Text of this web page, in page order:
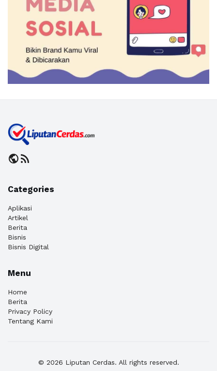
publicrss_feed
Categories
Aplikasi
Artikel
Berita
Bisnis
Bisnis Digital
Menu
Home
Berita
Privacy Policy
Tentang Kami
© 2026 Liputan Cerdas. All rights reserved.